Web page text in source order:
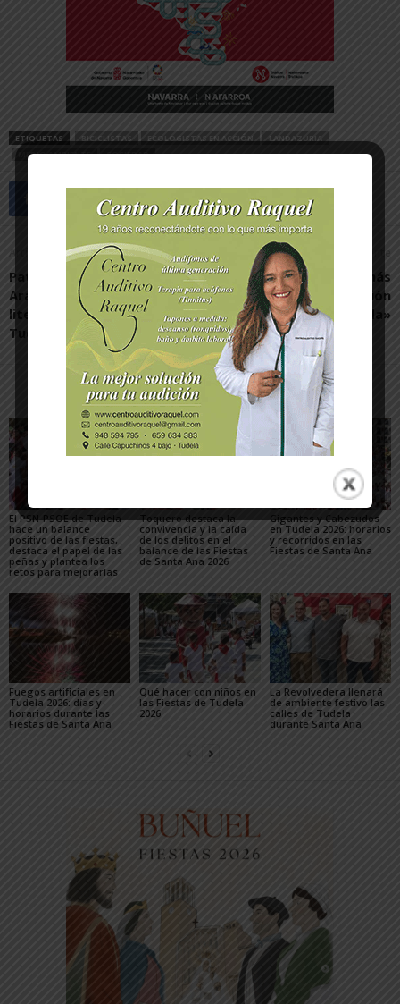
ETIQUETAS BICICLISTAS ECOLOGISTAS EN ACCIÓN
LANDAZURIA
MEDIO AMBIENTE
SOCIEDAD
Artículo anterior
Patria, de Fernando
Aramburu, gana el premio
literario «Benjamín de
Tudela»
Artículo siguiente
«Critiquen que sea más
rápido, pero de inacción
nada»
Artículos relacionados Más del autor
El PSN-PSOE de Tudela
hace un balance
positivo de las fiestas,
destaca el papel de las
peñas y plantea los
retos para mejorarlas
Toquero destaca la
convivencia y la caída
de los delitos en el
balance de las Fiestas
de Santa Ana 2026
Gigantes y Cabezudos
en Tudela 2026: horarios
y recorridos en las
Fiestas de Santa Ana
Fuegos artificiales en
Tudela 2026: días y
horarios durante las
Fiestas de Santa Ana
Qué hacer con niños en
las Fiestas de Tudela
2026
La Revolvedera llenará
de ambiente festivo las
calles de Tudela
durante Santa Ana